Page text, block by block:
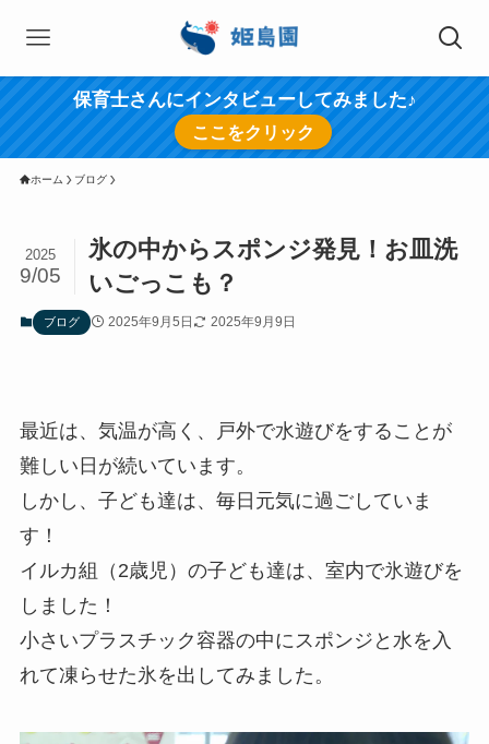
保育士さんにインタビューしてみました♪
ここをクリック
ホーム ブログ
氷の中からスポンジ発見！お皿洗
いごっこも？
2025
9/05
ブログ 2025年9月5日 2025年9月9日
最近は、気温が高く、戸外で水遊びをすることが
難しい日が続いています。
しかし、子ども達は、毎日元気に過ごしていま
す！
イルカ組（2歳児）の子ども達は、室内で氷遊びを
しました！
小さいプラスチック容器の中にスポンジと水を入
れて凍らせた氷を出してみました。